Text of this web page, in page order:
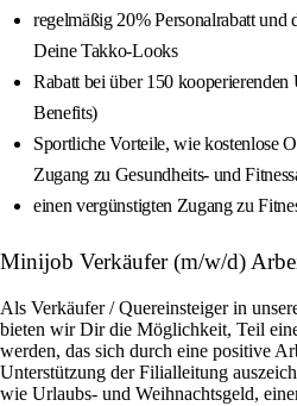
regelmäßig 20% Personalrabatt und
Deine Takko-Looks
Rabatt bei über 150
Benefits)
Sportliche Vorteile, wie kostenlose
Zugang zu Gesundheits- und
einen vergünstigten Zugang zu
Minijob Verkäufer (m/w/d)
Als Verkäufer / Quereinsteiger in
bieten wir Dir die Möglichkeit, Teil
werden, das sich durch eine positive
Unterstützung der Filialleitung
wie Urlaubs- und Weihnachtsgeld,